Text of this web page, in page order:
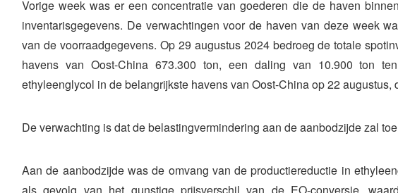
Vorige week was er een concentratie van goederen die de haven
inventarisgegevens. De verwachtingen voor de haven van deze week
van de voorraadgegevens. Op 29 augustus 2024 bedroeg de totale
havens van Oost-China 673.300 ton, een daling van 10.900 ton
ethyleenglycol in de belangrijkste havens van Oost-China op 22 augustus,
De verwachting is dat de belastingvermindering aan de aanbodzijde zal
Aan de aanbodzijde was de omvang van de productiereductie in